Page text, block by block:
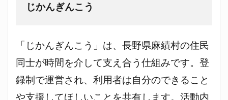
じかんぎんこう
「じかんぎんこう」は、長野県麻績村の住民
同士が時間を介して支え合う仕組みです。登
録制で運営され、利用者は自分のできること
や支援してほしいことを共有します。活動内